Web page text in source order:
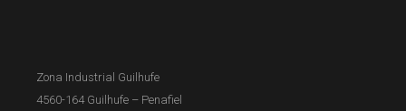
Zona Industrial Guilhufe
4560-164 Guilhufe – Penafiel